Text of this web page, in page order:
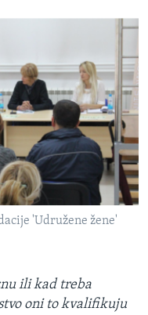
'Udružene žene'
ili kad treba
oni to kvalifikuju